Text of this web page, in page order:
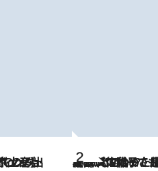
2026.8.5
【阿川佐和子さんの年とる力】なぜ70代で始めた趣味は“こんなに楽しい”のか？ ピアノ、俳句…スランプに陥っても続けられる“ある秘訣”とは